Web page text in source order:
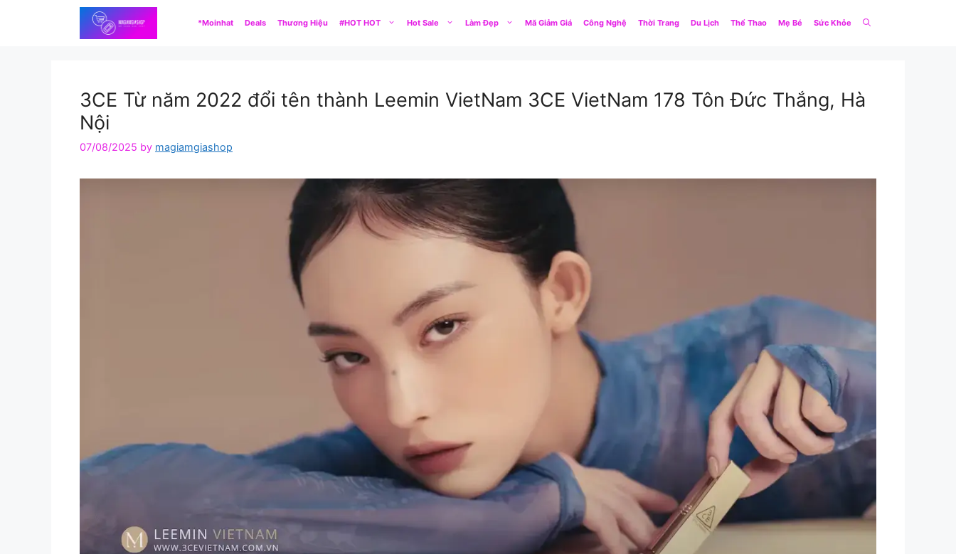
*Moinhat Deals Thương Hiệu #HOT HOT Hot Sale Làm Đẹp Mã Giảm Giá Công Nghệ Thời Trang Du Lịch Thể Thao Mẹ Bé Sức Khỏe
3CE Từ năm 2022 đổi tên thành Leemin VietNam 3CE VietNam 178 Tôn Đức Thắng, Hà
Nội
07/08/2025 by magiamgiashop